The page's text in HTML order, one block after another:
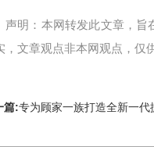
声明：本网转发此文章，旨
，文章观点非本网观点，仅
篇:专为顾家一族打造全新一